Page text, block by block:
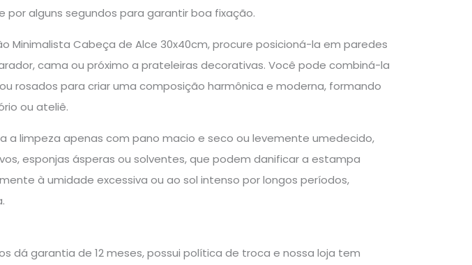
alguns segundos para garantir boa fixação.
Minimalista Cabeça de Alce 30x40cm, procure posicioná-la em paredes
cama ou próximo a prateleiras decorativas. Você pode combiná-la
rosados para criar uma composição harmônica e moderna, formando
ou ateliê.
a limpeza apenas com pano macio e seco ou levemente umedecido,
esponjas ásperas ou solventes, que podem danificar a estampa
à umidade excessiva ou ao sol intenso por longos períodos,
dá garantia de 12 meses, possui política de troca e nossa loja tem